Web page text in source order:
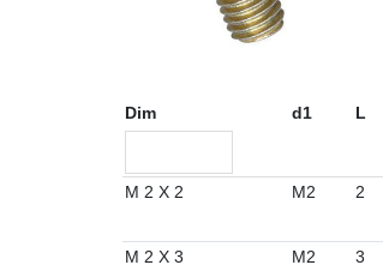
Dim d1 L
M 2 X 2 M2 2
M 2 X 3 M2 3